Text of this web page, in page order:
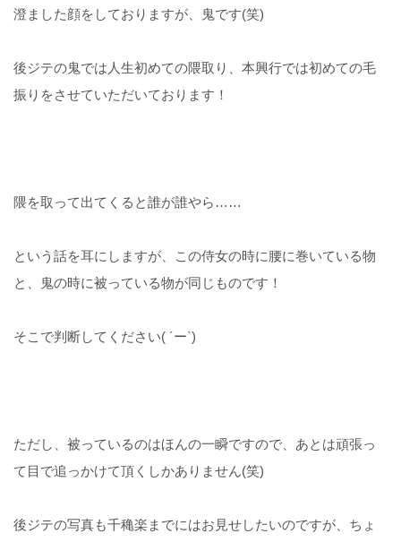
澄ました顔をしておりますが、鬼です(笑)
後ジテの鬼では人生初めての隈取り、本興行では初めての毛
振りをさせていただいております！
隈を取って出てくると誰が誰やら……
という話を耳にしますが、この侍女の時に腰に巻いている物
と、鬼の時に被っている物が同じものです！
そこで判断してください( ´ー`)
ただし、被っているのはほんの一瞬ですので、あとは頑張っ
て目で追っかけて頂くしかありません(笑)
後ジテの写真も千穐楽までにはお見せしたいのですが、ちょ